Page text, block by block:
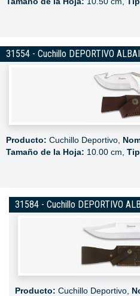
31554 - Cuchillo DEPORTIVO
Producto: Cuchillo Deportivo,
Tamaño de la Hoja: 10.00 cm,
31584 - Cuchillo DEPORTIVO
Producto: Cuchillo Deportivo,